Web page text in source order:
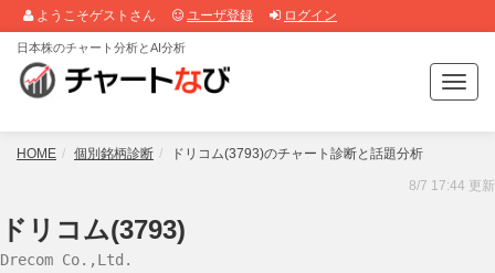
ようこそゲストさん ユーザ登録 ログイン
T
o
g
e
日本株のチャート分析とAI分析
HOME 個別銘柄診断 ドリコム(3793)のチャート診断と話題分析
8/7 17:44 更新
ドリコム(3793)
Drecom Co.,Ltd.